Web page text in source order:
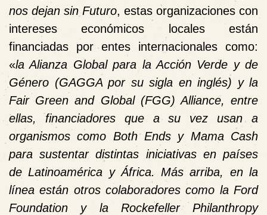
nos dejan sin Futuro, estas organizaciones con
intereses económicos locales están
financiadas por entes internacionales como:
«la Alianza Global para la Acción Verde y de
Género (GAGGA por su sigla en inglés) y la
Fair Green and Global (FGG) Alliance, entre
ellas, financiadores que a su vez usan a
organismos como Both Ends y Mama Cash
para sustentar distintas iniciativas en países
de Latinoamérica y África. Más arriba, en la
línea están otros colaboradores como la Ford
Foundation y la Rockefeller Philanthropy